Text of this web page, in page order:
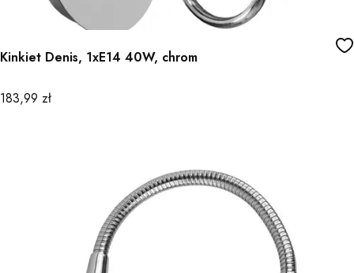
Kinkiet Denis, 1xE14 40W, chrom
Cena
183,99 zł